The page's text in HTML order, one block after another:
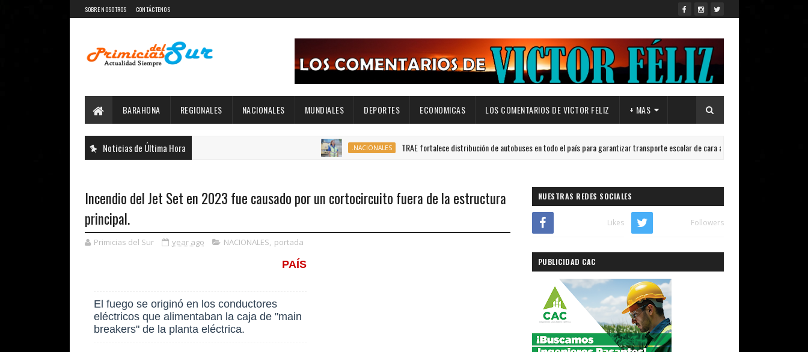
SOBRE NOSOTROS CONTÁCTENOS
BARAHONA REGIONALES NACIONALES MUNDIALES DEPORTES ECONOMICAS LOS COMENTARIOS DE VICTOR FELIZ + MAS
Noticias de Última Hora .NACIONALES TRAE fortalece distribución de autobuses en todo el país para garantizar transporte escolar de cara al inicio del año lectivo 2026-2027.
Incendio del Jet Set en 2023 fue causado por un cortocircuito fuera de la estructura
principal.
Primicias del Sur year ago NACIONALES, portada
PAÍS
El fuego se originó en los conductores
eléctricos que alimentaban la caja de "main
breakers" de la planta eléctrica.
NUESTRAS REDES SOCIALES
Likes Followers
PUBLICIDAD CAC